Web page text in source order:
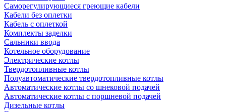
Саморегулирующиеся греющие кабели
Кабели без оплетки
Кабель с оплеткой
Комплекты заделки
Сальники ввода
Котельное оборудование
Электрические котлы
Твердотопливные котлы
Полуавтоматические твердотопливные котлы
Автоматические котлы со шнековой подачей
Автоматические котлы с поршневой подачей
Дизельные котлы